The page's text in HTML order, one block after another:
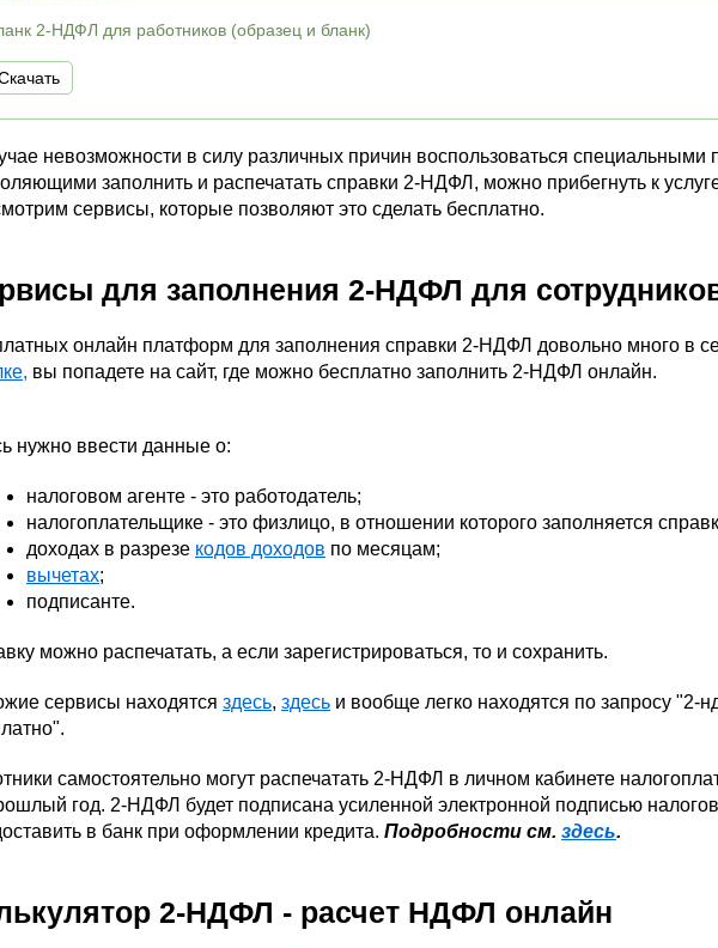
2-НДФЛ для работников (образец и бланк)
невозможности в силу различных причин воспользоваться
заполнить и распечатать справки 2-НДФЛ, можно прибегнуть к
сервисы, которые позволяют это сделать бесплатно.
для заполнения 2-НДФЛ для
онлайн платформ для заполнения справки 2-НДФЛ довольно много в
вы попадете на сайт, где можно бесплатно заполнить 2-НДФЛ онлайн.
нужно ввести данные о:
налоговом агенте - это работодатель;
налогоплательщике - это физлицо, в отношении которого заполняется
доходах в разрезе кодов доходов по месяцам;
вычетах;
подписанте.
можно распечатать, а если зарегистрироваться, то и сохранить.
сервисы находятся здесь, здесь и вообще легко находятся по запросу "2-
самостоятельно могут распечатать 2-НДФЛ в личном кабинете
год. 2-НДФЛ будет подписана усиленной электронной подписью
в банк при оформлении кредита. Подробности см. здесь.
2-НДФЛ - расчет НДФЛ онлайн